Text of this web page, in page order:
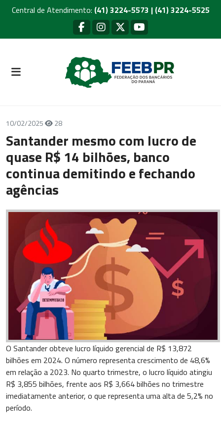
Central de Atendimento: (41) 3224-5573 | (41) 3224-5525
10/02/2025 28
Santander mesmo com lucro de
quase R$ 14 bilhões, banco
continua demitindo e fechando
agências
O Santander obteve lucro líquido gerencial de R$ 13,872
bilhões em 2024. O número representa crescimento de 48,6%
em relação a 2023. No quarto trimestre, o lucro líquido atingiu
R$ 3,855 bilhões, frente aos R$ 3,664 bilhões no trimestre
imediatamente anterior, o que representa uma alta de 5,2% no
período.